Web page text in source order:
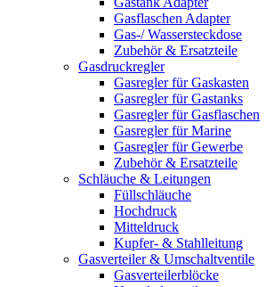
Gasflaschen Adapter
Gas-/ Wassersteckdose
Zubehör & Ersatzteile
Gasdruckregler
Gasregler für Gaskasten
Gasregler für Gastanks
Gasregler für Gasflaschen
Gasregler für Marine
Gasregler für Gewerbe
Zubehör & Ersatzteile
Schläuche & Leitungen
Füllschläuche
Hochdruck
Mitteldruck
Kupfer- & Stahlleitung
Gasverteiler & Umschaltventile
Gasverteilerblöcke